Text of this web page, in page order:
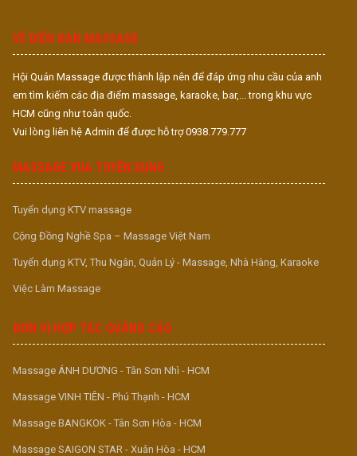
VỀ DIỄN ĐÀN MASSAGE
Hội Quán Massage được thành lập nên để đáp ứng nhu cầu của anh
em tìm kiếm các địa điểm massage, karaoke, bar,... trong khu vực
HCM cũng như toàn quốc.
Vui lòng liên hệ Admin để được hỗ trợ 0938.779.777
MASSAGE VUA TUYỂN DỤNG
Tuyển dụng KTV massage
Cộng Đồng Nghề Spa – Massage Việt Nam
Tuyển dụng KTV, Thu Ngân, Quản Lý - Massage, Nhà Hàng, Karaoke
Việc Làm Massage
ĐƠN VỊ HỢP TÁC QUẢNG CÁO
Massage ÁNH DƯƠNG - Tân Sơn Nhì - HCM
Massage VINH TIÊN - Phú Thạnh - HCM
Massage BANGKOK - Tân Sơn Hòa - HCM
Massage SAIGON STAR - Xuân Hòa - HCM